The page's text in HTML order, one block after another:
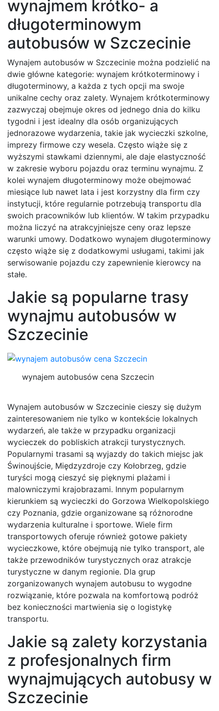
wynajmem krótko- a
długoterminowym
autobusów w Szczecinie
Wynajem autobusów w Szczecinie można podzielić na
dwie główne kategorie: wynajem krótkoterminowy i
długoterminowy, a każda z tych opcji ma swoje
unikalne cechy oraz zalety. Wynajem krótkoterminowy
zazwyczaj obejmuje okres od jednego dnia do kilku
tygodni i jest idealny dla osób organizujących
jednorazowe wydarzenia, takie jak wycieczki szkolne,
imprezy firmowe czy wesela. Często wiąże się z
wyższymi stawkami dziennymi, ale daje elastyczność
w zakresie wyboru pojazdu oraz terminu wynajmu. Z
kolei wynajem długoterminowy może obejmować
miesiące lub nawet lata i jest korzystny dla firm czy
instytucji, które regularnie potrzebują transportu dla
swoich pracowników lub klientów. W takim przypadku
można liczyć na atrakcyjniejsze ceny oraz lepsze
warunki umowy. Dodatkowo wynajem długoterminowy
często wiąże się z dodatkowymi usługami, takimi jak
serwisowanie pojazdu czy zapewnienie kierowcy na
stałe.
Jakie są popularne trasy
wynajmu autobusów w
Szczecinie
wynajem autobusów cena Szczecin
Wynajem autobusów w Szczecinie cieszy się dużym
zainteresowaniem nie tylko w kontekście lokalnych
wydarzeń, ale także w przypadku organizacji
wycieczek do pobliskich atrakcji turystycznych.
Popularnymi trasami są wyjazdy do takich miejsc jak
Świnoujście, Międzyzdroje czy Kołobrzeg, gdzie
turyści mogą cieszyć się pięknymi plażami i
malowniczymi krajobrazami. Innym popularnym
kierunkiem są wycieczki do Gorzowa Wielkopolskiego
czy Poznania, gdzie organizowane są różnorodne
wydarzenia kulturalne i sportowe. Wiele firm
transportowych oferuje również gotowe pakiety
wycieczkowe, które obejmują nie tylko transport, ale
także przewodników turystycznych oraz atrakcje
turystyczne w danym regionie. Dla grup
zorganizowanych wynajem autobusu to wygodne
rozwiązanie, które pozwala na komfortową podróż
bez konieczności martwienia się o logistykę
transportu.
Jakie są zalety korzystania
z profesjonalnych firm
wynajmujących autobusy w
Szczecinie